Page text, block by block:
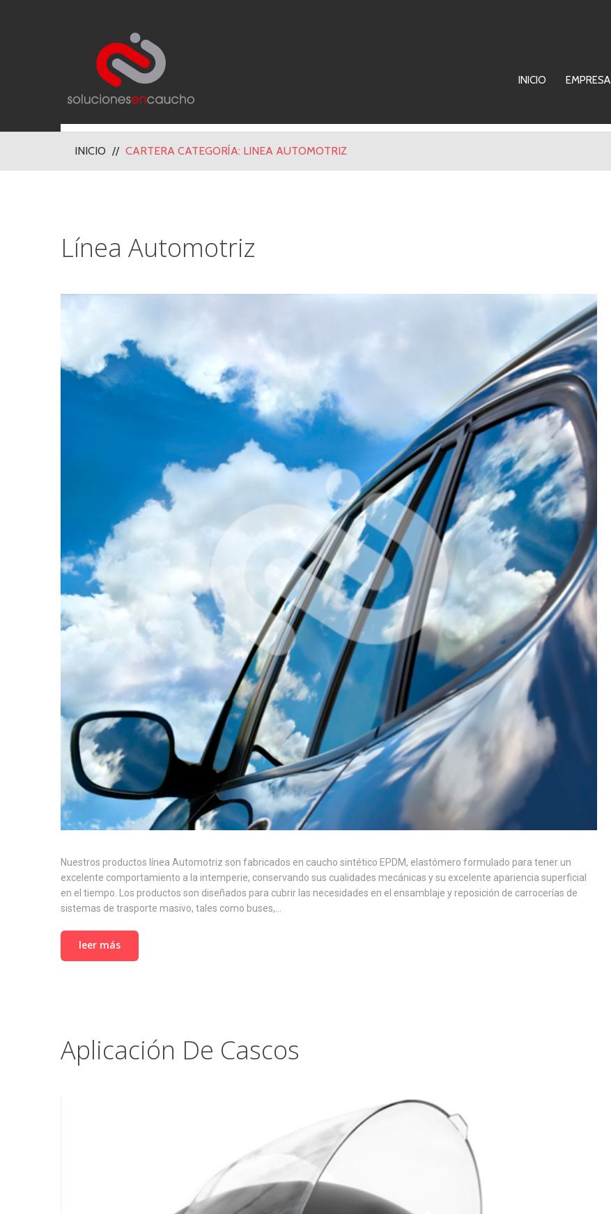
INICIO EMPRESA
INICIO CARTERA CATEGORÍA: LINEA AUTOMOTRIZ
Línea Automotriz
Nuestros productos línea Automotriz son fabricados en caucho sintético EPDM, elastómero formulado para tener un
excelente comportamiento a la intemperie, conservando sus cualidades mecánicas y su excelente apariencia superficial
en el tiempo. Los productos son diseñados para cubrir las necesidades en el ensamblaje y reposición de carrocerías de
sistemas de trasporte masivo, tales como buses,…
leer más
Aplicación De Cascos